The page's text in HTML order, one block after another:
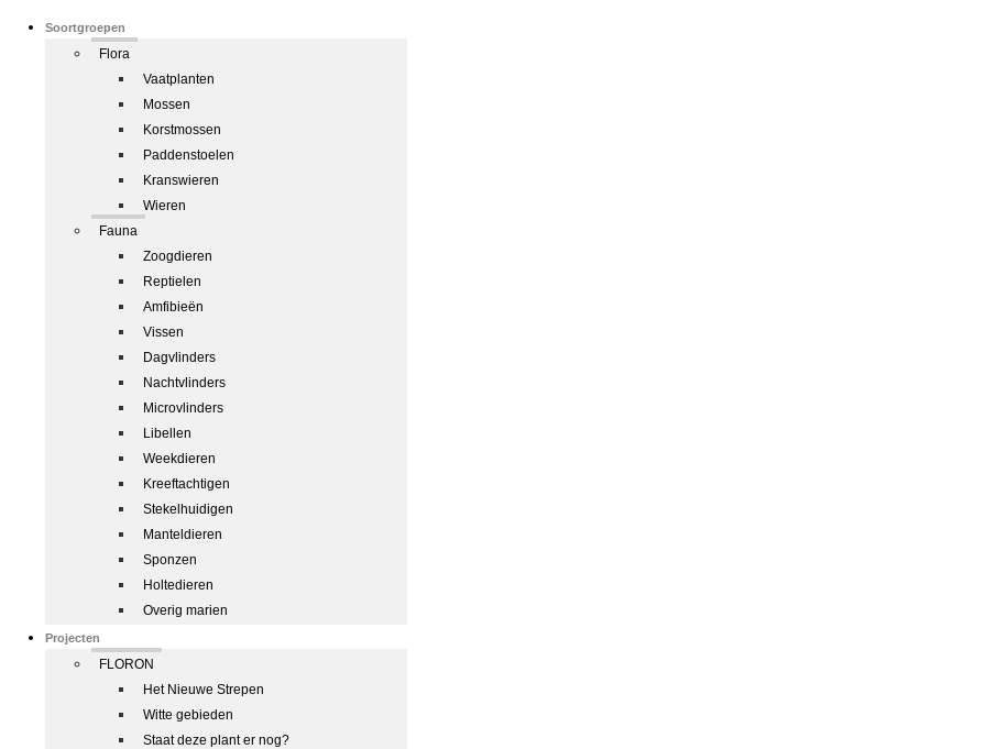
Soortgroepen
Flora
Vaatplanten
Mossen
Korstmossen
Paddenstoelen
Kranswieren
Wieren
Fauna
Zoogdieren
Reptielen
Amfibieën
Vissen
Dagvlinders
Nachtvlinders
Microvlinders
Libellen
Weekdieren
Kreeftachtigen
Stekelhuidigen
Manteldieren
Sponzen
Holtedieren
Overig marien
Projecten
FLORON
Het Nieuwe Strepen
Witte gebieden
Staat deze plant er nog?